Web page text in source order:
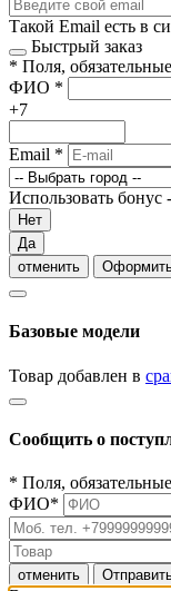
Такой Email есть в
Быстрый заказ
* Поля,
ФИО *
+7
Email *
Использовать бонус -
Нет
Да
отменить
Базовые модели
Товар добавлен в
Сообщить о
* Поля,
ФИО*
отменить